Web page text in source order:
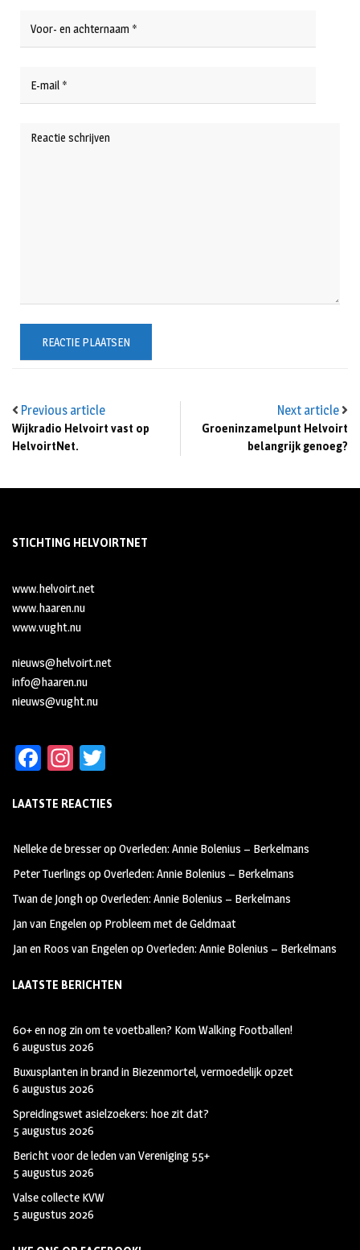
Previous article
Wijkradio Helvoirt vast op
HelvoirtNet.
Next article
Groeninzamelpunt Helvoirt
belangrijk genoeg?
STICHTING HELVOIRTNET
www.helvoirt.net
www.haaren.nu
www.vught.nu
nieuws@helvoirt.net
info@haaren.nu
nieuws@vught.nu
Fa
b
oo
k
In
ag
m
tt
LAATSTE REACTIES
Nelleke de bresseropOverleden: Annie Bolenius – Berkelmans
Peter Tuerlings opOverleden: Annie Bolenius – Berkelmans
Twan de JonghopOverleden: Annie Bolenius – Berkelmans
Jan van Engelenop Probleem met de Geldmaat
Jan en Roos van EngelenopOverleden: Annie Bolenius – Berkelmans
LAATSTE BERICHTEN
60+ en nog zin om te voetballen? Kom Walking Footballen!
6 augustus 2026
Buxusplanten in brand in Biezenmortel, vermoedelijk opzet
6 augustus 2026
Spreidingswet asielzoekers: hoe zit dat?
5 augustus 2026
Bericht voor de leden van Vereniging 55+
5 augustus 2026
Valse collecte KVW
5 augustus 2026